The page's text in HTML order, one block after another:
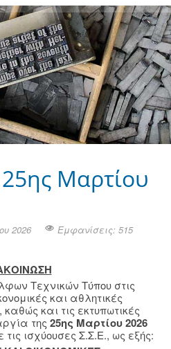
Μαρτίου
2026 Εμφανίσεις: 515
Τεχνικών Τύπου στις
και αθλητικές
και τις εκτυπωτικές
της 25ης Μαρτίου 2026
ισχύουσες Σ.Σ.Ε., ως εξής: